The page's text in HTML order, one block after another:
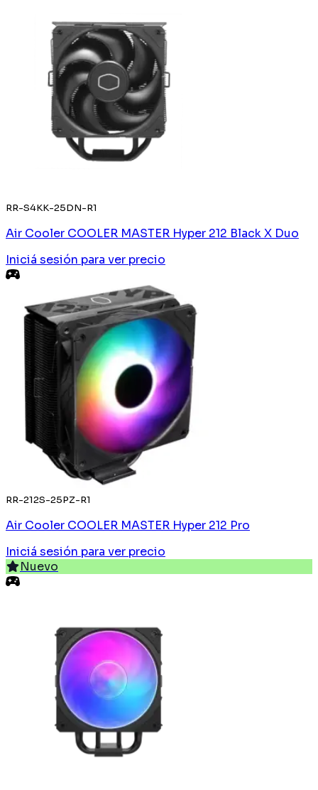
RR-S4KK-25DN-R1
Air Cooler COOLER MASTER Hyper 212 Black X Duo
Iniciá sesión para ver precio
RR-212S-25PZ-R1
Air Cooler COOLER MASTER Hyper 212 Pro
Iniciá sesión para ver precio
Nuevo